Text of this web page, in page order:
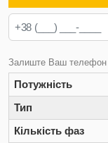
Залиште Ваш телефон
Потужність
Тип
Кількість фаз